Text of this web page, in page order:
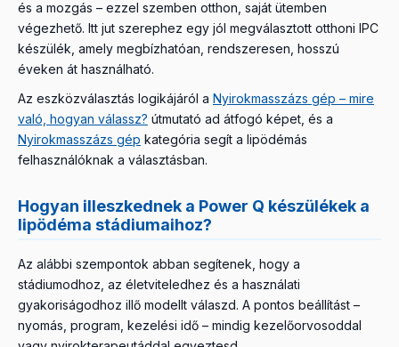
és a mozgás – ezzel szemben otthon, saját ütemben
végezhető. Itt jut szerephez egy jól megválasztott otthoni IPC
készülék, amely megbízhatóan, rendszeresen, hosszú
éveken át használható.
Az eszközválasztás logikájáról a Nyirokmasszázs gép – mire
való, hogyan válassz? útmutató ad átfogó képet, és a
Nyirokmasszázs gép kategória segít a lipödémás
felhasználóknak a választásban.
Hogyan illeszkednek a Power Q készülékek a
lipödéma stádiumaihoz?
Az alábbi szempontok abban segítenek, hogy a
stádiumodhoz, az életviteledhez és a használati
gyakoriságodhoz illő modellt válaszd. A pontos beállítást –
nyomás, program, kezelési idő – mindig kezelőorvosoddal